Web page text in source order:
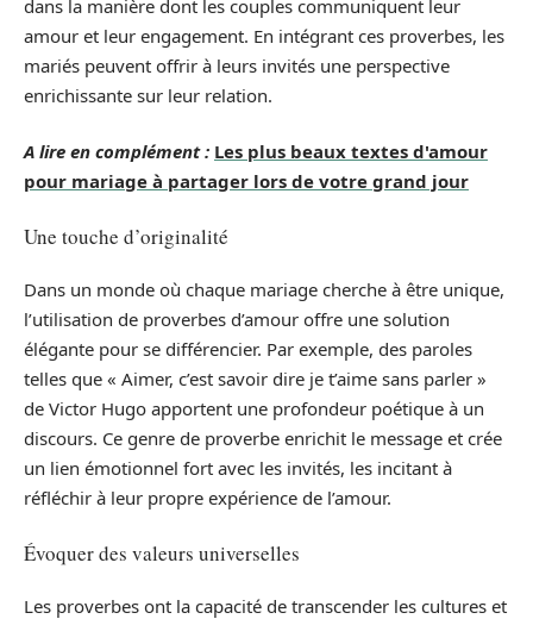
dans la manière dont les couples communiquent leur
amour et leur engagement. En intégrant ces proverbes, les
mariés peuvent offrir à leurs invités une perspective
enrichissante sur leur relation.
A lire en complément : Les plus beaux textes d'amour
pour mariage à partager lors de votre grand jour
Une touche d’originalité
Dans un monde où chaque mariage cherche à être unique,
l’utilisation de proverbes d’amour offre une solution
élégante pour se différencier. Par exemple, des paroles
telles que « Aimer, c’est savoir dire je t’aime sans parler »
de Victor Hugo apportent une profondeur poétique à un
discours. Ce genre de proverbe enrichit le message et crée
un lien émotionnel fort avec les invités, les incitant à
réfléchir à leur propre expérience de l’amour.
Évoquer des valeurs universelles
Les proverbes ont la capacité de transcender les cultures et